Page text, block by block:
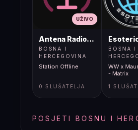
UŽIVO
Antena Radio, Jelah Tešanj
BOSNA I
HERCEGOVINA
Station Offline
0 SLUŠATELJA
BOSNA I
WW x
- Matrix
1
POSJETI BOSNU I